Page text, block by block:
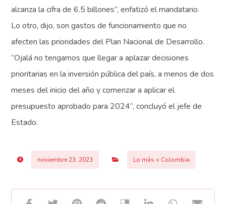
alcanza la cifra de 6.5 billones”, enfatizó el mandatario.
Lo otro, dijo, son gastos de funcionamiento que no
afecten las prioridades del Plan Nacional de Desarrollo.
“Ojalá no tengamos que llegar a aplazar decisiones
prioritarias en la inversión pública del país, a menos de dos
meses del inicio del año y comenzar a aplicar el
presupuesto aprobado para 2024”, concluyó el jefe de
Estado.
noviembre 23, 2023 Lo más + Colombia